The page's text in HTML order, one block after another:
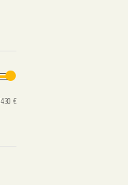
Min price
Max price
€